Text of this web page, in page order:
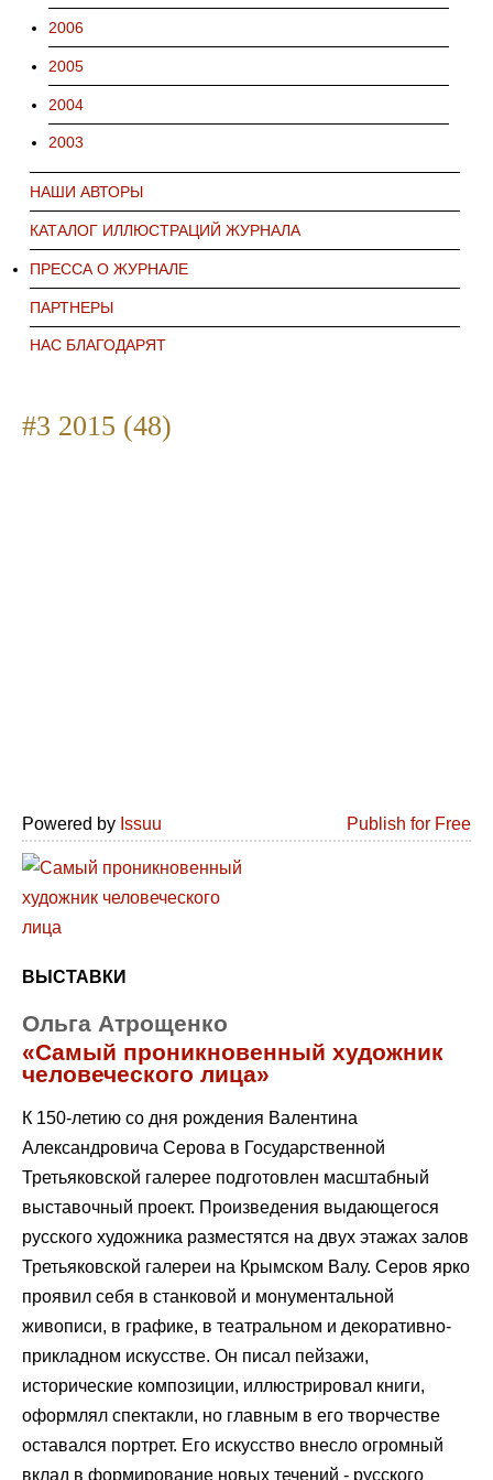
2006
2005
2004
2003
НАШИ АВТОРЫ
КАТАЛОГ ИЛЛЮСТРАЦИЙ ЖУРНАЛА
ПРЕССА О ЖУРНАЛЕ
ПАРТНЕРЫ
НАС БЛАГОДАРЯТ
#3 2015 (48)
Powered by Issuu Publish for Free
ВЫСТАВКИ
Ольга Атрощенко
«Самый проникновенный художник
человеческого лица»
К 150-летию со дня рождения Валентина
Александровича Серова в Государственной
Третьяковской галерее подготовлен масштабный
выставочный проект. Произведения выдающегося
русского художника разместятся на двух этажах залов
Третьяковской галереи на Крымском Валу. Серов ярко
проявил себя в станковой и монументальной
живописи, в графике, в театральном и декоративно-
прикладном искусстве. Он писал пейзажи,
исторические композиции, иллюстрировал книги,
оформлял спектакли, но главным в его творчестве
оставался портрет. Его искусство внесло огромный
вклад в формирование новых течений - русского